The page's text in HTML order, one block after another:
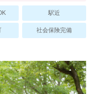
こちら
コラム
トについて
駅近
社会保険完備